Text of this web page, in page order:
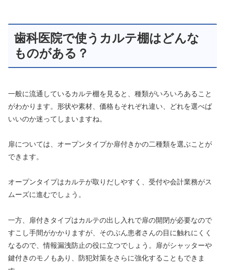
歯科医院で使うカルテ棚はどんな
ものがある？
一般に流通しているカルテ棚を見ると、種類がいろいろあること
がわかります。形状や素材、価格もそれぞれ違い、どれを選べば
いいのか迷ってしまいますね。
扉については、オープンタイプか扉付きかの二種類を選ぶことが
できます。
オープンタイプはカルテが取りだしやすく、受付や会計業務がス
ムーズに進むでしょう。
一方、扉付きタイプはカルテの出し入れで扉の開閉が必要なので
すこし手間がかかりますが、そのぶん患者さんの目に触れにくく
なるので、情報漏洩防止の役に立つでしょう。扉がシャッターや
鍵付きのモノもあり、防犯対策をさらに強化することもできま